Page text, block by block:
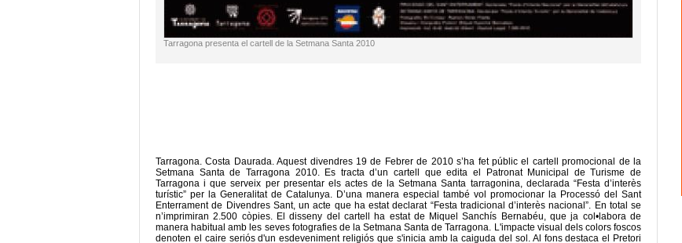
Tarragona presenta el cartell de la Setmana Santa 2010
Tarragona. Costa Daurada. Aquest divendres 19 de Febrer de 2010 s’ha fet públic el cartell promocional de la
Setmana Santa de Tarragona 2010. Es tracta d’un cartell que edita el Patronat Municipal de Turisme de
Tarragona i que serveix per presentar els actes de la Setmana Santa tarragonina, declarada “Festa d’interès
turístic” per la Generalitat de Catalunya. D’una manera especial també vol promocionar la Processó del Sant
Enterrament de Divendres Sant, un acte que ha estat declarat “Festa tradicional d’interès nacional”. En total se
n’imprimiran 2.500 còpies. El disseny del cartell ha estat de Miquel Sanchís Bernabéu, que ja col•labora de
manera habitual amb les seves fotografies de la Setmana Santa de Tarragona. L'impacte visual dels colors foscos
denoten el caire seriós d'un esdeveniment religiós que s'inicia amb la caiguda del sol. Al fons destaca el Pretori